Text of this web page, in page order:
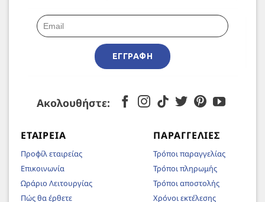
ΕΓΓΡΑΦΉ
Ακολουθήστε:
ΕΤΑΙΡΕΊΑ
Προφίλ εταιρείας
Επικοινωνία
Ωράριο Λειτουργίας
Πώς θα έρθετε
ΠΑΡΑΓΓΕΛΊΕΣ
Τρόποι παραγγελίας
Τρόποι πληρωμής
Τρόποι αποστολής
Χρόνοι εκτέλεσης